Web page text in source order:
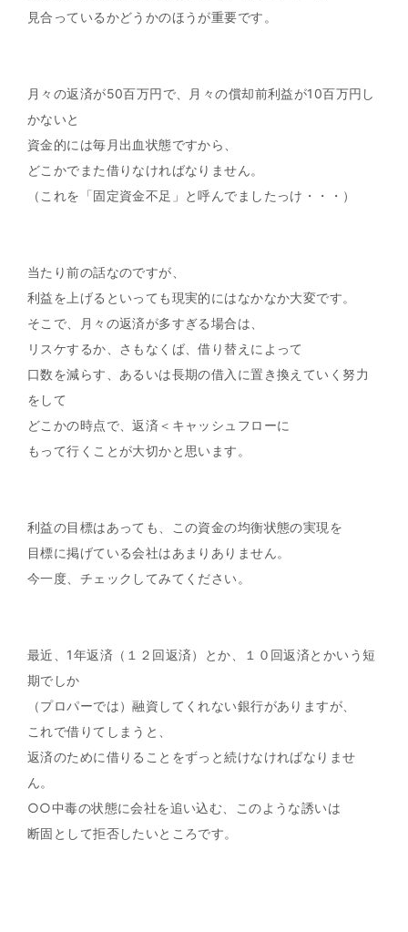
見合っているかどうかのほうが重要です。
月々の返済が50百万円で、月々の償却前利益が10百万円し
かないと
資金的には毎月出血状態ですから、
どこかでまた借りなければなりません。
（これを「固定資金不足」と呼んでましたっけ・・・）
当たり前の話なのですが、
利益を上げるといっても現実的にはなかなか大変です。
そこで、月々の返済が多すぎる場合は、
リスケするか、さもなくば、借り替えによって
口数を減らす、あるいは長期の借入に置き換えていく努力
をして
どこかの時点で、返済＜キャッシュフローに
もって行くことが大切かと思います。
利益の目標はあっても、この資金の均衡状態の実現を
目標に掲げている会社はあまりありません。
今一度、チェックしてみてください。
最近、1年返済（１２回返済）とか、１０回返済とかいう短
期でしか
（プロパーでは）融資してくれない銀行がありますが、
これで借りてしまうと、
返済のために借りることをずっと続けなければなりませ
ん。
○○中毒の状態に会社を追い込む、このような誘いは
断固として拒否したいところです。